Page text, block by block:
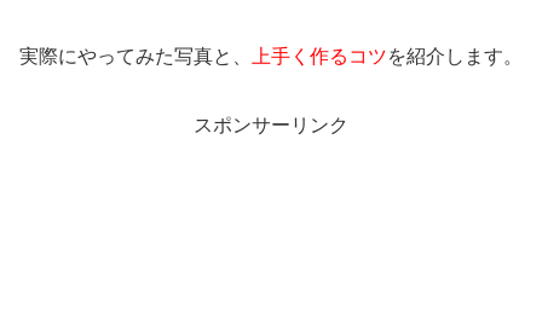
実際にやってみた写真と、 上手く作るコツを紹介します。
スポンサーリンク